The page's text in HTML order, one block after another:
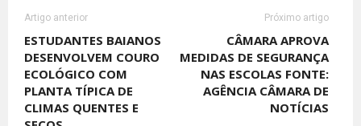
Artigo anterior
ESTUDANTES BAIANOS
DESENVOLVEM COURO
ECOLÓGICO COM
PLANTA TÍPICA DE
CLIMAS QUENTES E
Próximo artigo
CÂMARA APROVA
MEDIDAS DE SEGURANÇA
NAS ESCOLAS FONTE:
AGÊNCIA CÂMARA DE
NOTÍCIAS